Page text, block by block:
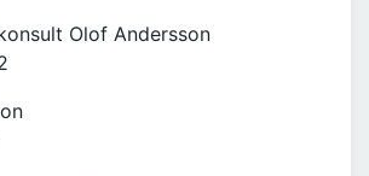
Olof Andersson